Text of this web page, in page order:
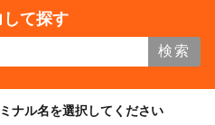
て探す
検索
ナル名を選択してください